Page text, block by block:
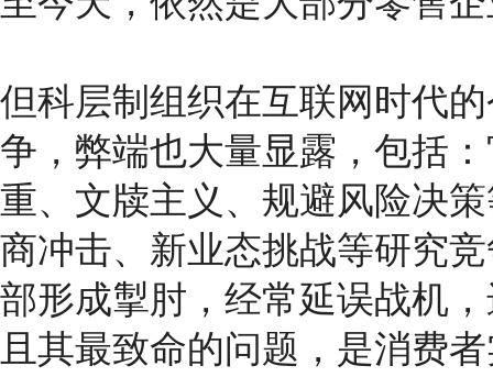
但科层制组织在互联网时代
争，弊端也大量显露，包括
重、文牍主义、规避风险决
商冲击、新业态挑战等研究
部形成掣肘，经常延误战机
且其最致命的问题，是消费